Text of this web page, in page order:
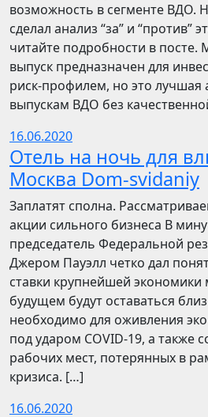
возможность в сегменте ВДО.
сделал анализ “за” и “против”
читайте подробности в посте.
выпуск предназначен для
риск-профилем, но это лучшая
выпускам ВДО без
16.06.2020
Отель на ночь для
Москва Dom-svidaniy
Заплатят сполна.
акции сильного бизнеса В
председатель Федеральной
Джером Пауэлл четко дал
ставки крупнейшей
будущем будут оставаться
необходимо для оживления
под ударом COVID-19, а также
рабочих мест, потерянных в
кризиса. […]
16.06.2020